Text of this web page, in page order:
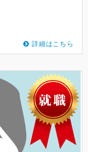
詳細はこちら